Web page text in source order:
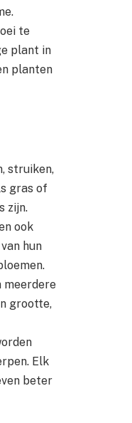
te
plant in
planten
struiken,
gras of
zijn.
ook
hun
meerdere
grootte,
Elk
beter